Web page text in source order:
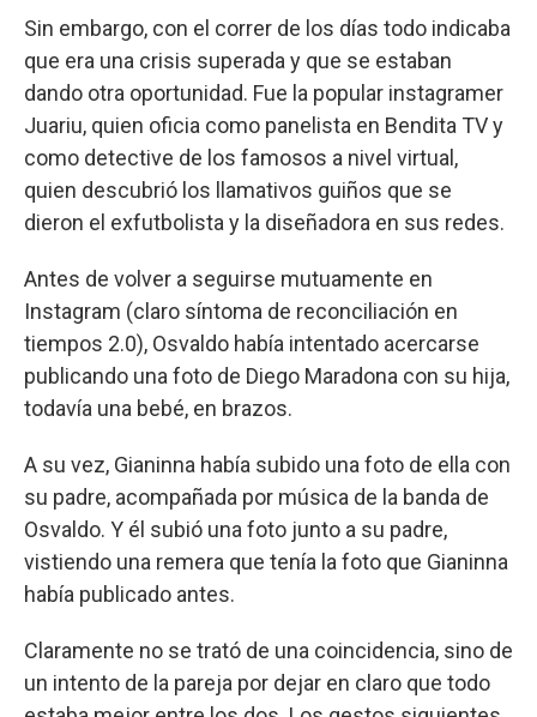
Sin embargo, con el correr de los días todo indicaba
que era una crisis superada y que se estaban
dando otra oportunidad. Fue la popular instagramer
Juariu, quien oficia como panelista en Bendita TV y
como detective de los famosos a nivel virtual,
quien descubrió los llamativos guiños que se
dieron el exfutbolista y la diseñadora en sus redes.
Antes de volver a seguirse mutuamente en
Instagram (claro síntoma de reconciliación en
tiempos 2.0), Osvaldo había intentado acercarse
publicando una foto de Diego Maradona con su hija,
todavía una bebé, en brazos.
A su vez, Gianinna había subido una foto de ella con
su padre, acompañada por música de la banda de
Osvaldo. Y él subió una foto junto a su padre,
vistiendo una remera que tenía la foto que Gianinna
había publicado antes.
Claramente no se trató de una coincidencia, sino de
un intento de la pareja por dejar en claro que todo